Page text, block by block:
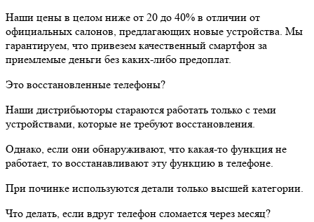
Наши цены в целом ниже от 20 до 40% в отличии от
официальных салонов, предлагающих новые устройства. Мы
гарантируем, что привезем качественный смартфон за
приемлемые деньги без каких-либо предоплат.
Это восстановленные телефоны?
Наши дистрибьюторы стараются работать только с теми
устройствами, которые не требуют восстановления.
Однако, если они обнаруживают, что какая-то функция не
работает, то восстанавливают эту функцию в телефоне.
При починке используются детали только высшей категории.
Что делать, если вдруг телефон сломается через месяц?